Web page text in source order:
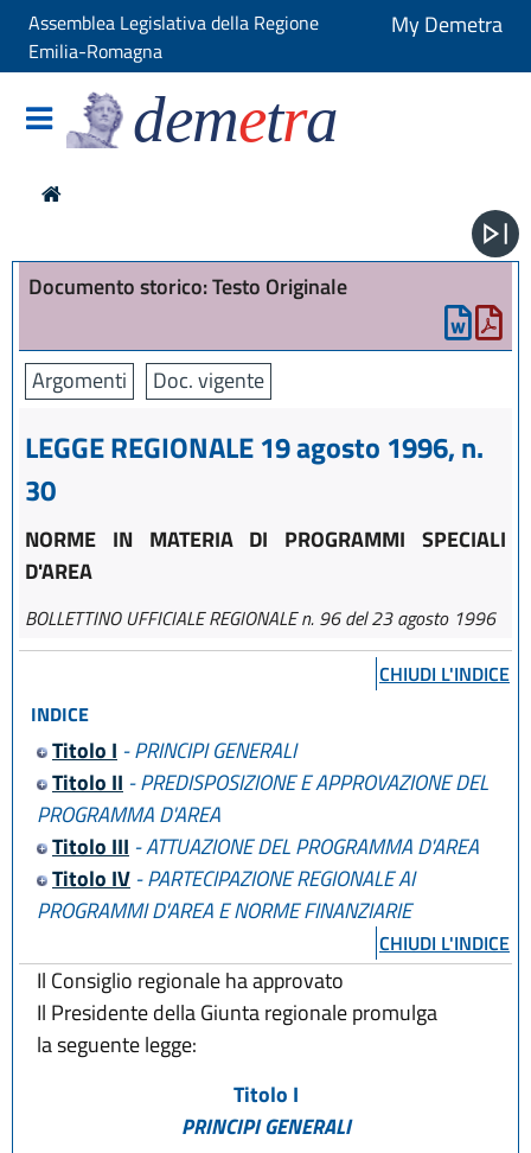
Assemblea Legislativa della Regione
Emilia-Romagna
My Demetra
demetra
Documento storico: Testo Originale
Argomenti Doc. vigente
LEGGE REGIONALE 19 agosto 1996, n.
30
NORME IN MATERIA DI PROGRAMMI SPECIALI
D'AREA
BOLLETTINO UFFICIALE REGIONALE n. 96 del 23 agosto 1996
CHIUDI L'INDICE
INDICE
Titolo I - PRINCIPI GENERALI
Titolo II - PREDISPOSIZIONE E APPROVAZIONE DEL
PROGRAMMA D'AREA
Titolo III - ATTUAZIONE DEL PROGRAMMA D'AREA
Titolo IV- PARTECIPAZIONE REGIONALE AI
PROGRAMMI D'AREA E NORME FINANZIARIE
CHIUDI L'INDICE
Il Consiglio regionale ha approvato
Il Presidente della Giunta regionale promulga
la seguente legge:
Titolo I
PRINCIPI GENERALI